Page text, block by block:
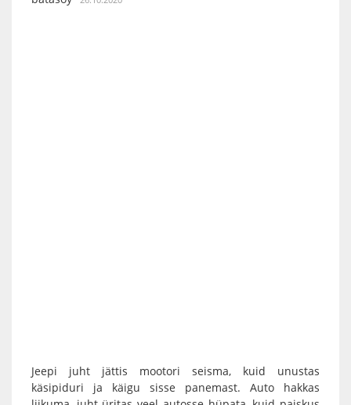
Jeepi juht jättis mootori seisma, kuid unustas
käsipiduri ja käigu sisse panemast. Auto hakkas